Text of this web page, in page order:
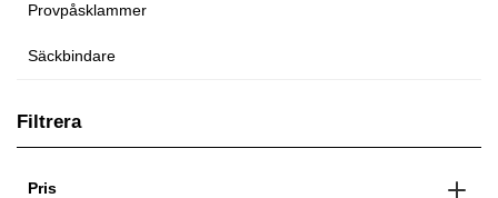
Provpåsklammer
Säckbindare
Filtrera
Pris